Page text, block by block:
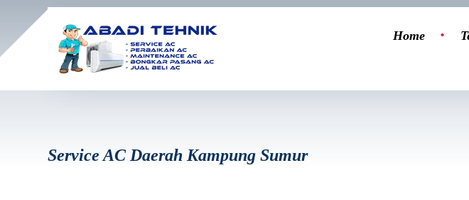
Home
Service AC Daerah Kampung Sumur